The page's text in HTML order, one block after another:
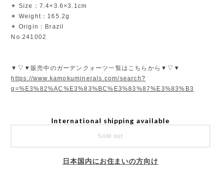
✴︎ Size：7.4×3.6×3.1cm
✴︎ Weight：165.2g
✴︎ Origin：Brazil
No.241002
▼▽▼販売中のガーデンクォーツ一覧はこちらから▼▽▼
https://www.kamokuminerals.com/search?
q=%E3%82%AC%E3%83%BC%E3%83%87%E3%83%B3
International shipping available
Sold out
日本国内にお住まいの方向け